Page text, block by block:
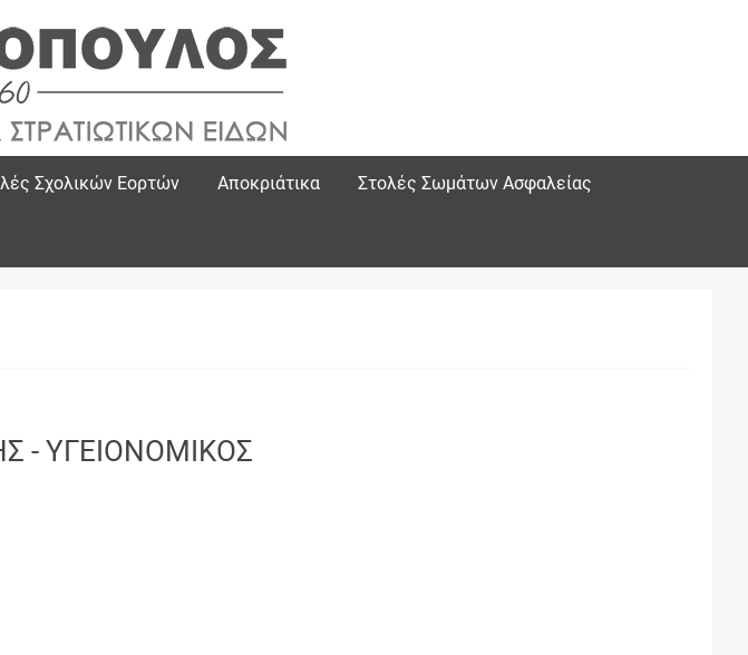
Σχολικών Εορτών Αποκριάτικα Στολές Σωμάτων Ασφαλείας
- ΥΓΕΙΟΝΟΜΙΚΟΣ